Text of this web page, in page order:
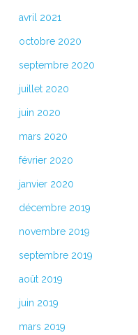
avril 2021
octobre 2020
septembre 2020
juillet 2020
juin 2020
mars 2020
février 2020
janvier 2020
décembre 2019
novembre 2019
septembre 2019
août 2019
juin 2019
mars 2019